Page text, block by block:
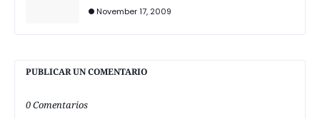
November 17, 2009
PUBLICAR UN COMENTARIO
0 Comentarios